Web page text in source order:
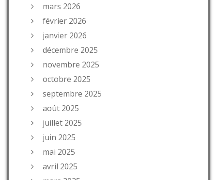
mars 2026
février 2026
janvier 2026
décembre 2025
novembre 2025
octobre 2025
septembre 2025
août 2025
juillet 2025
juin 2025
mai 2025
avril 2025